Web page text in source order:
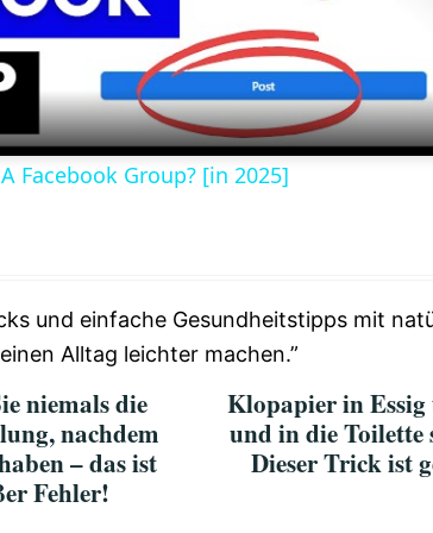
a
i
d
e
Facebook Group? [in 2025]
und einfache Gesundheitstipps mit
Alltag leichter machen.”
niemals die
nachdem
– das ist
Fehler!
Klopapier in Essig
und in die Toilette
Dieser Trick ist